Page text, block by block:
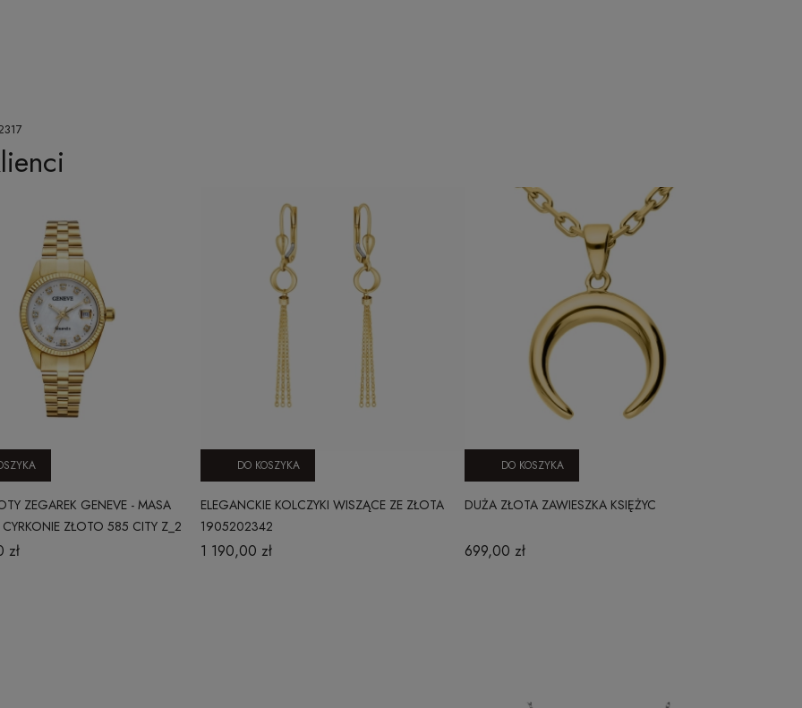
ZEGAREK GENEVE - MASA
CYRKONIE ZŁOTO 585 CITY Z_2
zł
ELEGANCKIE KOLCZYKI WISZĄCE ZE ZŁOTA
1905202342
1 190,00 zł
DO KOSZYKA
DUŻA ZŁOTA ZAWIESZKA KSIĘŻYC
699,00 zł
DO KOSZYKA